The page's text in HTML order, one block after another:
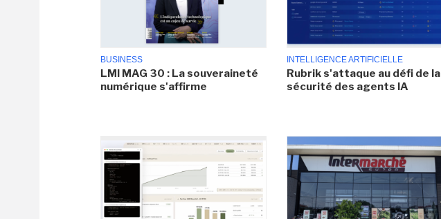
BUSINESS
LMI MAG 30 : La souveraineté
numérique s'affirme
INTELLIGENCE ARTIFICIELLE
Rubrik s'attaque au défi de la
sécurité des agents IA